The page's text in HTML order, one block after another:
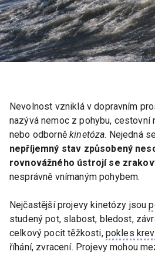
Nevolnost vzniklá v dopravním
nazývá nemoc z pohybu, cestovní
nebo odborněkinetóza. Nejedná
nepříjemný stav způsobený
rovnovážného ústrojí se
nesprávně vnímaným pohybem.
Nejčastější projevy kinetózy jsou
studený pot, slabost, bledost,
celkový pocit těžkosti, pokles
říhání, zvracení. Projevy mohou